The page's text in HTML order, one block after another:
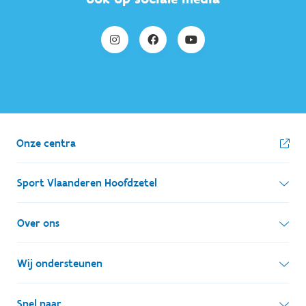
Onze centra
Sport Vlaanderen Hoofdzetel
Simon Bolivarlaan 17
1000 Brussel
Ondernemingsnummer: BE 0248.142.826
Over ons
Wie zijn we, wat doen we
Onze centra
Wij ondersteunen
Lokale besturen